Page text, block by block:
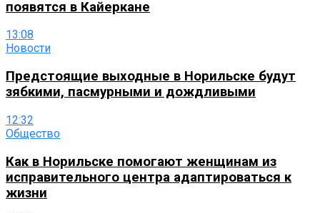
появятся в Кайеркане
13:08
Новости
Предстоящие выходные в Норильске будут
зябкими, пасмурными и дождливыми
12:32
Общество
Как в Норильске помогают женщинам из
исправительного центра адаптироваться к
жизни